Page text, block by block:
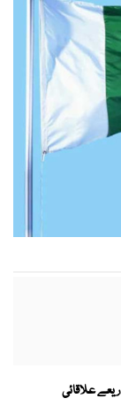
علاقائی